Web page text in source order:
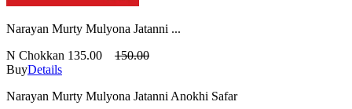
Narayan Murty Mulyona Jatanni ...
N Chokkan 135.00
150.00
BuyDetails
Narayan Murty Mulyona Jatanni Anokhi Safar